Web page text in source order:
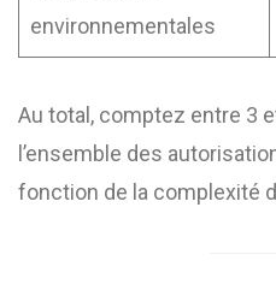
environnementales
Au total, comptez entre 3
l’ensemble des
fonction de la complexité